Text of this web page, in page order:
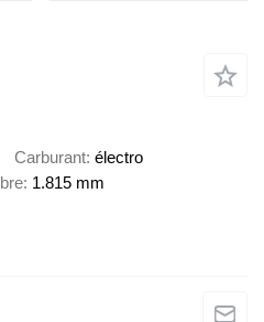
Carburant électro
1.815 mm